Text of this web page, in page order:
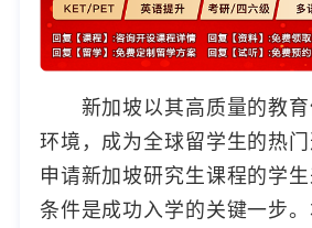
新加坡以其高质量的教育
环境，成为全球留学生的热
申请新加坡研究生课程的学
条件是成功入学的关键一步